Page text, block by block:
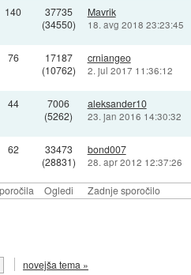
Ogledi Zadnje sporočilo
140
37735
(34550)
Mavrik
18. avg 2018 23:23:45
76
17187
(10762)
crniangeo
2. jul 2017 11:36:12
44
7006
(5262)
aleksander10
23. jan 2016 14:30:32
62
33473
(28831)
bond007
28. apr 2012 12:37:26
novejša tema »